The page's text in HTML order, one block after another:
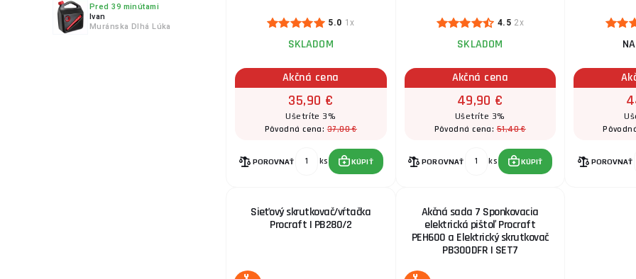
Pred 39 minútami
Ivan
Muránska Dlhá Lúka
5.0 1x
SKLADOM
Akčná cena
35,90 €
Ušetríte 3%
Pôvodná cena:37,00 €
POROVNAŤ ks KÚPIŤ
4.5 2x
SKLADOM
Akčná cena
49,90 €
Ušetríte 3%
Pôvodná cena:51,40 €
POROVNAŤ ks KÚPIŤ POROVNAŤ
Sieťový skrutkovač/vŕtačka
Procraft | PB280/2
Akčná sada 7 Sponkovacia
elektrická pištoľ Procraft
PEH600 a Elektrický skrutkovač
PB300DFR | SET7